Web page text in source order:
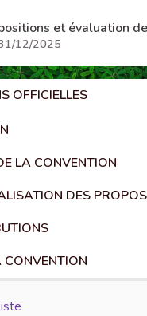
et évaluation
12/2025
OFFICIELLES
LA CONVENTION
DES